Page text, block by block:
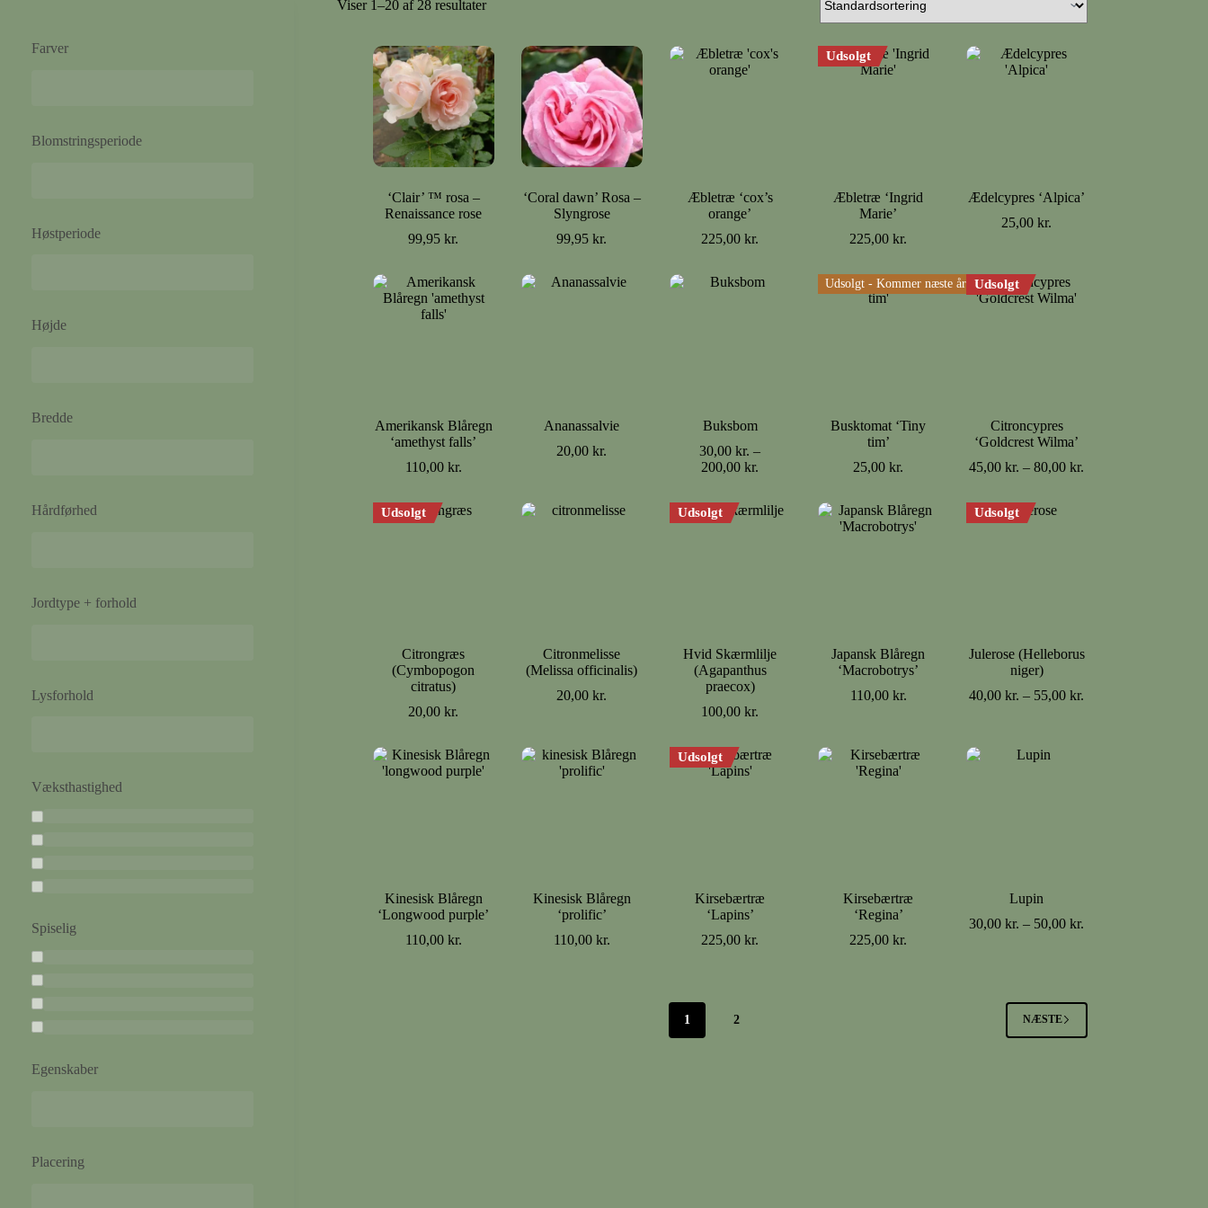
Viser 1–20 af 28 resultater
‘Clair’ ™ rosa –
Renaissance rose
99,95kr.
‘Coral dawn’ Rosa –
Slyngrose
99,95kr.
Æbletræ ‘cox’s
orange’
225,00kr.
Udsolgt
Æbletræ ‘Ingrid
Marie’
225,00kr.
Ædelcypres ‘Alpica’
25,00kr.
Amerikansk Blåregn
‘amethyst falls’
110,00 kr.
Ananassalvie
20,00kr.
Buksbom
30,00kr. –
200,00kr.
200,00 kr.
Udsolgt - Kommer næste år
Busktomat ‘Tiny
tim’
25,00kr.
Udsolgt
Citroncypres
‘Goldcrest Wilma’
45,00kr. – 80,00kr.
Udsolgt
Citrongræs
(Cymbopogon
citratus)
20,00kr.
Citronmelisse
(Melissa officinalis)
20,00kr.
Udsolgt
Hvid Skærmlilje
(Agapanthus
praecox)
100,00kr.
Japansk Blåregn
‘Macrobotrys’
110,00 kr.
Udsolgt
Julerose (Helleborus
niger)
40,00kr. – 55,00kr.
Kinesisk Blåregn
‘Longwood purple’
110,00 kr.
Kinesisk Blåregn
‘prolific’
110,00 kr.
Udsolgt
Kirsebærtræ
‘Lapins’
225,00kr.
Kirsebærtræ
‘Regina’
225,00kr.
Lupin
30,00kr. – 50,00kr.
1 2 NÆSTE
Farver
Blomstringsperiode
Høstperiode
Højde
Bredde
Hårdførhed
Jordtype + forhold
Lysforhold
Væksthastighed
Spiselig
Egenskaber
Placering